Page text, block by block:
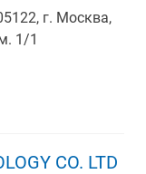
г. Москва,
1/1
CO. LTD